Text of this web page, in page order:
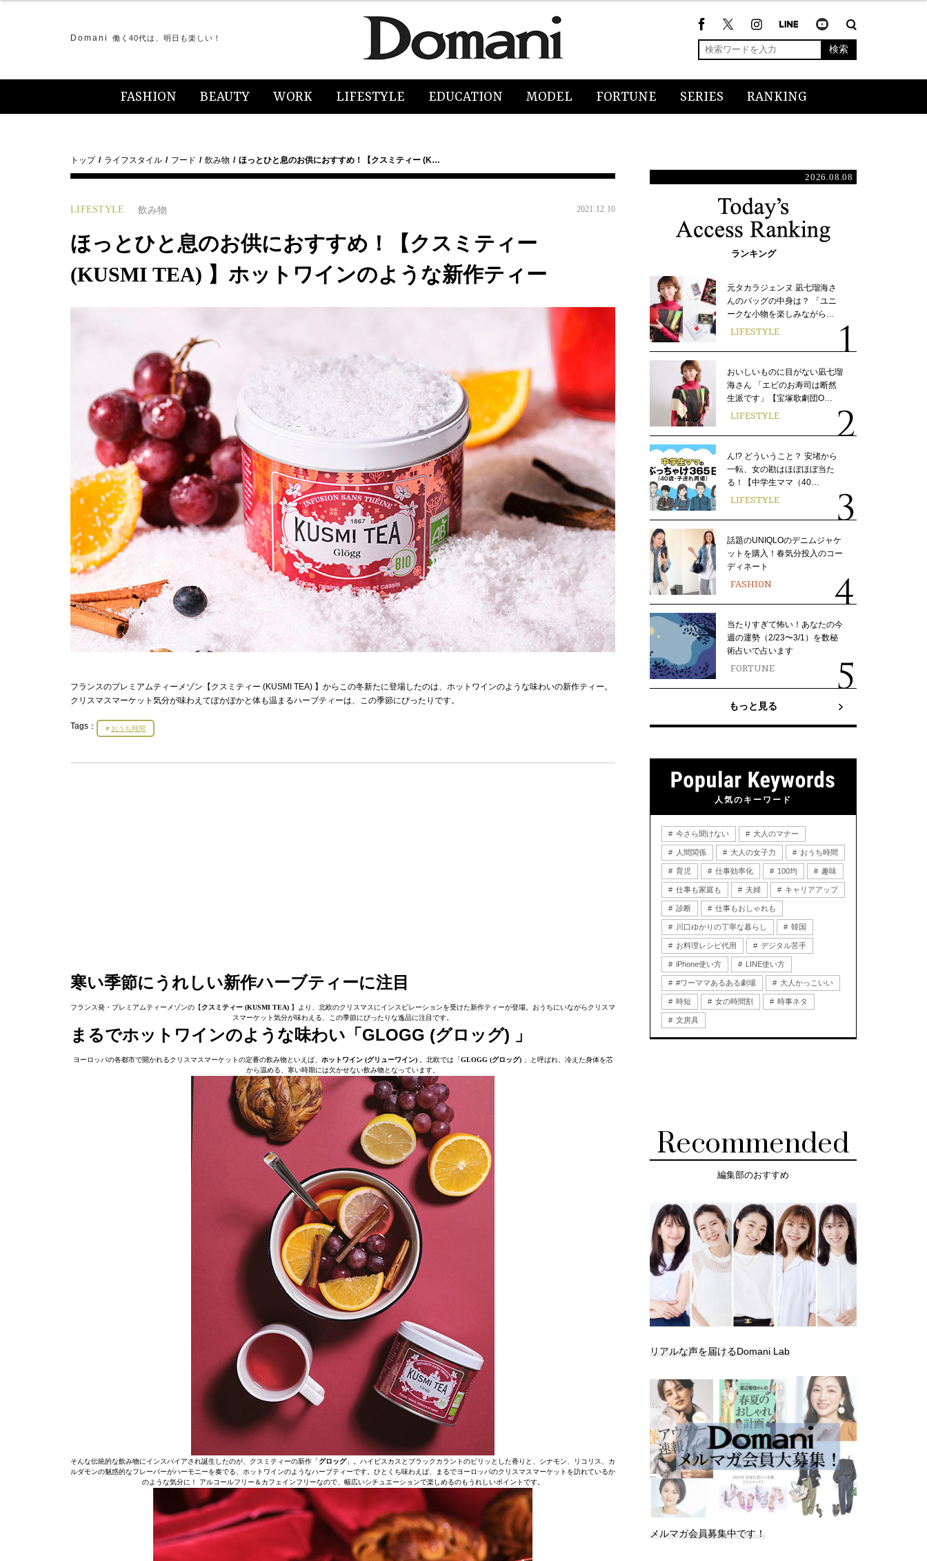
Domani 働く40代は、明日も楽しい！
検索
FASHION BEAUTY WORK LIFESTYLE EDUCATION MODEL FORTUNE SERIES RANKING
トップ ライフスタイル フード 飲み物 ほっとひと息のお供におすすめ！【クスミティー (K…
LIFESTYLE 飲み物 2021.12.10
ほっとひと息のお供におすすめ！【クスミティー
(KUSMI TEA) 】ホットワインのような新作ティー
フランスのプレミアムティーメゾン【クスミティー (KUSMI TEA) 】からこの冬新たに登場したのは、ホットワインのような味わいの新作ティー。
クリスマスマーケット気分が味わえてぽかぽかと体も温まるハーブティーは、この季節にぴったりです。
Tags： おうち時間
寒い季節にうれしい新作ハーブティーに注目
フランス発・プレミアムティーメゾンの【クスミティー (KUSMI TEA) 】より、北欧のクリスマスにインスピレーションを受けた新作ティーが登場。おうちにいながらクリスマ
スマーケット気分が味わえる、この季節にぴったりな逸品に注目です。
まるでホットワインのような味わい「GLOGG (グロッグ) 」
ヨーロッパの各都市で開かれるクリスマスマーケットの定番の飲み物といえば、 ホットワイン (グリューワイン)。北欧では「GLOGG (グロッグ)」と呼ばれ、冷えた身体を芯
から温める、寒い時期には欠かせない飲み物となっています。
そんな伝統的な飲み物にインスパイアされ誕生したのが、クスミティーの新作「グロッグ」。ハイビスカスとブラックカラントのピリッとした香りと、シナモン、リコリス、カ
ルダモンの魅惑的なフレーバーがハーモニーを奏でる、ホットワインのようなハーブティーです。ひとくち味わえば、まるでヨーロッパのクリスマスマーケットを訪れているか
のような気分に！ アルコールフリー＆カフェインフリーなので、幅広いシチュエーションで楽しめるのもうれしいポイントです。
2026.08.08
ランキング
元タカラジェンヌ 凪七瑠海さ
んのバッグの中身は？ 「ユニ
ークな小物を楽しみながら…
LIFESTYLE
おいしいものに目がない凪七瑠
海さん 「エビのお寿司は断然
生派です」【宝塚歌劇団O…
LIFESTYLE
ん!? どういうこと？ 安堵から
一転、女の勘はほぼほぼ当た
る！【中学生ママ（40…
LIFESTYLE
話題のUNIQLOのデニムジャケ
ットを購入！春気分投入のコー
ディネート
FASHION
当たりすぎて怖い！あなたの今
週の運勢（2/23〜3/1）を数秘
術占いで占います
FORTUNE
もっと見る
人気のキーワード
今さら聞けない 大人のマナー
人間関係 大人の女子力 おうち時間
育児 仕事効率化 100均 趣味
仕事も家庭も 夫婦 キャリアアップ
診断 仕事もおしゃれも
川口ゆかりの丁寧な暮らし 韓国
お料理レシピ代用 デジタル苦手
iPhone使い方 LINE使い方
#ワーママあるある劇場 大人かっこいい
時短 女の時間割 時事ネタ
文房具
Recommended
編集部のおすすめ
リアルな声を届けるDomani Lab
メルマガ会員募集中です！